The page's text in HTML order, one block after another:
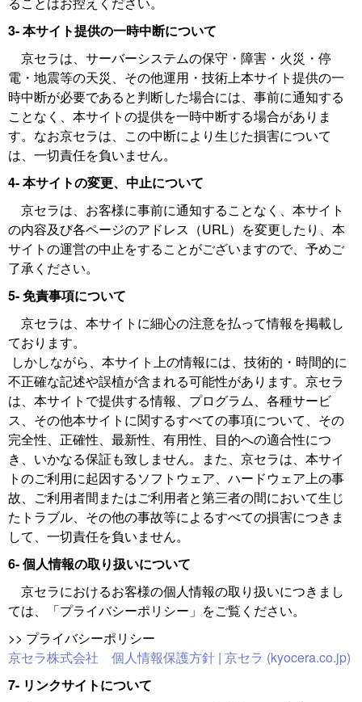
3- 本サイト提供の一時中断について
京セラは、サーバーシステムの保守・障害・火災・停
電・地震等の天災、その他運用・技術上本サイト提供の一
時中断が必要であると判断した場合には、事前に通知する
ことなく、本サイトの提供を一時中断する場合がありま
す。なお京セラは、この中断により生じた損害について
は、一切責任を負いません。
4- 本サイトの変更、中止について
京セラは、お客様に事前に通知することなく、本サイト
の内容及び各ページのアドレス（URL）を変更したり、本
サイトの運営の中止をすることがございますので、予めご
了承ください。
5- 免責事項について
京セラは、本サイトに細心の注意を払って情報を掲載し
ております。
しかしながら、本サイト上の情報には、技術的・時間的に
不正確な記述や誤植が含まれる可能性があります。京セラ
は、本サイトで提供する情報、プログラム、各種サービ
ス、その他本サイトに関するすべての事項について、その
完全性、正確性、最新性、有用性、目的への適合性につ
き、いかなる保証も致しません。また、京セラは、本サイ
トのご利用に起因するソフトウェア、ハードウェア上の事
故、ご利用者間またはご利用者と第三者の間において生じ
たトラブル、その他の事故等によるすべての損害につきま
して、一切責任を負いません。
6- 個人情報の取り扱いについて
京セラにおけるお客様の個人情報の取り扱いにつきまし
ては、「プライバシーポリシー」をご覧ください。
>> プライバシーポリシー
京セラ株式会社 個人情報保護方針 | 京セラ (kyocera.co.jp)
7- リンクサイトについて